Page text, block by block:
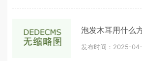
泡发木耳用什么
发布时间：2025-